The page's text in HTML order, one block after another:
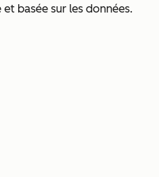
basée sur les données.